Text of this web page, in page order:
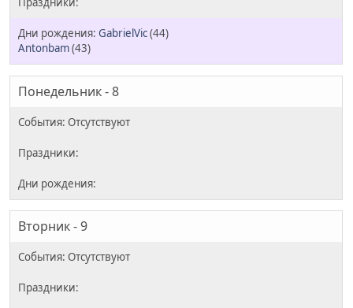
GabrielVic(44)
Antonbam(43)
Понедельник - 8
Вторник - 9